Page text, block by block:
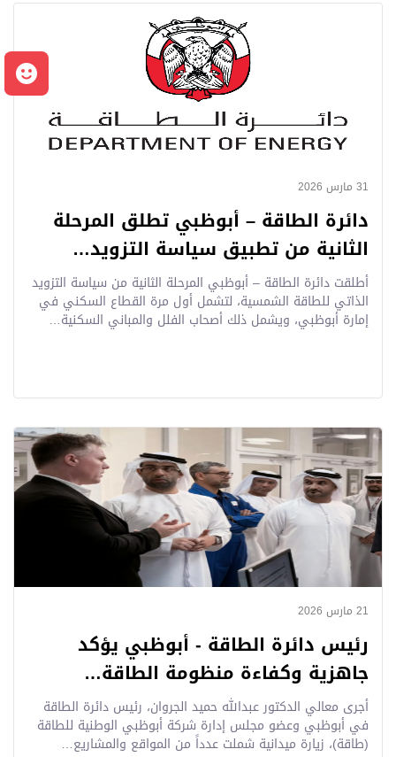
31 مارس 2026
دائرة الطاقة – أبوظبي تطلق المرحلة
الثانية من تطبيق سياسة التزويد…
أطلقت دائرة الطاقة – أبوظبي المرحلة الثانية من سياسة التزويد
الذاتي للطاقة الشمسية، لتشمل أول مرة القطاع السكني في
إمارة أبوظبي، ويشمل ذلك أصحاب الفلل والمباني السكنية…
21 مارس 2026
رئيس دائرة الطاقة - أبوظبي يؤكد
جاهزية وكفاءة منظومة الطاقة…
أجرى معالي الدكتور عبدالله حميد الجروان، رئيس دائرة الطاقة
في أبوظبي وعضو مجلس إدارة شركة أبوظبي الوطنية للطاقة
(طاقة)، زيارة ميدانية شملت عدداً من المواقع والمشاريع…